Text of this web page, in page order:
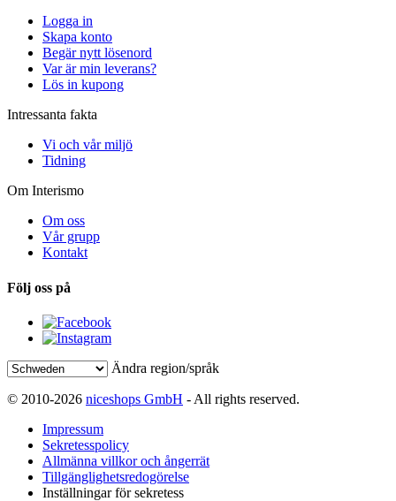
Logga in
Skapa konto
Begär nytt lösenord
Var är min leverans?
Lös in kupong
Intressanta fakta
Vi och vår miljö
Tidning
Om Interismo
Om oss
Vår grupp
Kontakt
Följ oss på
Ändra region/språk
© 2010-2026 niceshops GmbH - All rights reserved.
Impressum
Sekretesspolicy
Allmänna villkor och ångerrät
Tillgänglighetsredogörelse
Inställningar för sekretess